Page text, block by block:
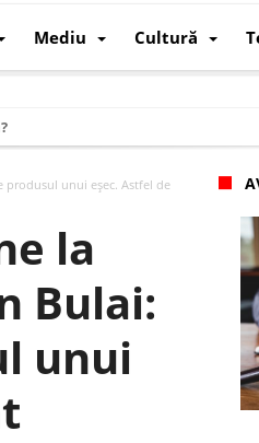
Mediu Cultură
economic al SUA
o simte, nu o spune
structurală a demografiei,
produsul unui eșec. Astfel de
la
Bulai:
unui